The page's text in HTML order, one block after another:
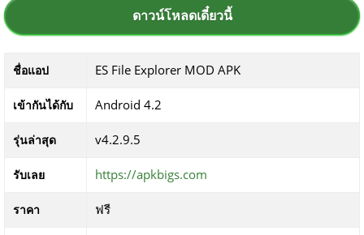
ดาวน์โหลดเดี๋ยวนี้
ชื่อแอป ES File Explorer MOD APK
เข้ากันได้กับ Android 4.2
รุ่นล่าสุด v4.2.9.5
รับเลย https://apkbigs.com
ราคา ฟรี